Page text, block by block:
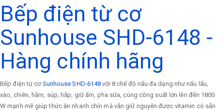
Bếp điện từ cơ
Sunhouse SHD-6148 -
Hàng chính hãng
Bếp điện từ cơ Sunhouse SHD-6148với 8 chế độ nấu đa dạng như nấu lẩu,
xào, chiên, hầm, súp, hấp, giữ ấm, pha sữa, cùng công suất lớn lên đến 1800
W mạnh mẽ giúp thức ăn nhanh chín mà vẫn giữ nguyên được vitamin có sẵn